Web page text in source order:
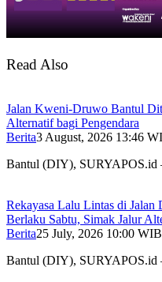
Read Also
Jalan Kweni-Druwo Bantul
Alternatif bagi Pengendara
Berita3 August, 2026 13:46
Bantul (DIY), SURYAPOS.id
Rekayasa Lalu Lintas di Jalan
Berlaku Sabtu, Simak Jalur
Berita25 July, 2026 10:00 WIB
Bantul (DIY), SURYAPOS.id